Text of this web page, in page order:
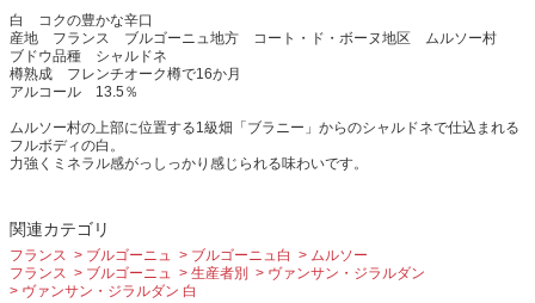
白 コクの豊かな辛口
産地 フランス ブルゴーニュ地方 コート・ド・ボーヌ地区 ムルソー村
ブドウ品種 シャルドネ
樽熟成 フレンチオーク樽で16か月
アルコール 13.5％
ムルソー村の上部に位置する1級畑「ブラニー」からのシャルドネで仕込まれる
フルボディの白。
力強くミネラル感がっしっかり感じられる味わいです。
関連カテゴリ
フランス ブルゴーニュ ブルゴーニュ白
ムルソー
フランス
ブルゴーニュ 生産者別
ヴァンサン・ジラルダン
ヴァンサン・ジラルダン 白